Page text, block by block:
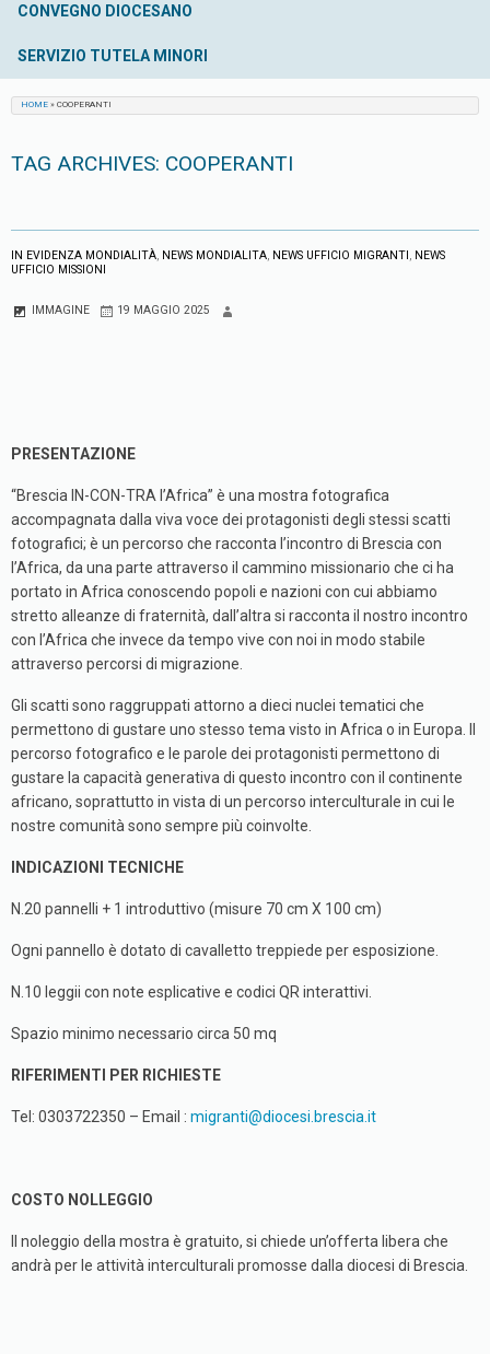
CONVEGNO DIOCESANO
SERVIZIO TUTELA MINORI
HOME » COOPERANTI
TAG ARCHIVES: COOPERANTI
IN EVIDENZA MONDIALITÀ, NEWS MONDIALITA, NEWS UFFICIO MIGRANTI, NEWS
UFFICIO MISSIONI
IMMAGINE 19 MAGGIO 2025
PRESENTAZIONE
“Brescia IN-CON-TRA l’Africa” è una mostra fotografica
accompagnata dalla viva voce dei protagonisti degli stessi scatti
fotografici; è un percorso che racconta l’incontro di Brescia con
l’Africa, da una parte attraverso il cammino missionario che ci ha
portato in Africa conoscendo popoli e nazioni con cui abbiamo
stretto alleanze di fraternità, dall’altra si racconta il nostro incontro
con l’Africa che invece da tempo vive con noi in modo stabile
attraverso percorsi di migrazione.
Gli scatti sono raggruppati attorno a dieci nuclei tematici che
permettono di gustare uno stesso tema visto in Africa o in Europa. Il
percorso fotografico e le parole dei protagonisti permettono di
gustare la capacità generativa di questo incontro con il continente
africano, soprattutto in vista di un percorso interculturale in cui le
nostre comunità sono sempre più coinvolte.
INDICAZIONI TECNICHE
N.20 pannelli + 1 introduttivo (misure 70 cm X 100 cm)
Ogni pannello è dotato di cavalletto treppiede per esposizione.
N.10 leggii con note esplicative e codici QR interattivi.
Spazio minimo necessario circa 50 mq
RIFERIMENTI PER RICHIESTE
Tel: 0303722350 – Email : migranti@diocesi.brescia.it
COSTO NOLLEGGIO
Il noleggio della mostra è gratuito, si chiede un’offerta libera che
andrà per le attività interculturali promosse dalla diocesi di Brescia.